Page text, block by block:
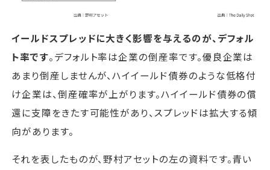
イールドスプレッドに大きく影響を与えるのが、デフォル
ト率です。デフォルト率は企業の倒産率です。優良企業は
あまり倒産しませんが、ハイイールド債券のような低格付
け企業は、倒産確率が上がります。ハイイールド債券の償
還に支障をきたす可能性があり、スプレッドは拡大する傾
向があります。
それを表したものが、野村アセットの左の資料です。青い